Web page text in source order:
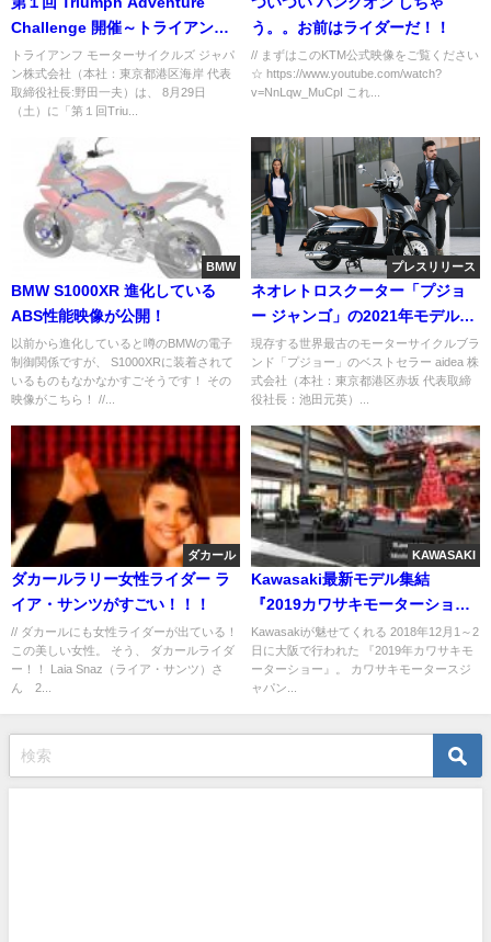
Challenge 開催～トライアンフ
ユーザーのためのアドベンチャ
ーイベント～
トライアンフ モーターサイクルズ ジャパ
ン株式会社（本社：東京都港区海岸 代表
取締役社長:野田一夫）は、 8月29日
（土）に「第１回Triu...
う。。お前はライダーだ！！
// まずはこのKTM公式映像をご覧ください
☆ https://www.youtube.com/watch?
v=NnLqw_MuCpI これ...
BMW
BMW S1000XR 進化している
ABS性能映像が公開！
以前から進化していると噂のBMWの電子
制御関係ですが、 S1000XRに装着されて
いるものもなかなかすごそうです！ その
映像がこちら！ //...
プレスリリース
ネオレトロスクーター「プジョ
ー ジャンゴ」の2021年モデルを
発売
現存する世界最古のモーターサイクルブラ
ンド「プジョー」のベストセラー aidea 株
式会社（本社：東京都港区赤坂 代表取締
役社長：池田元英）...
ダカール
ダカールラリー女性ライダー ラ
イア・サンツがすごい！！！
// ダカールにも女性ライダーが出ている！
この美しい女性。 そう、 ダカールライダ
ー！！ Laia Snaz（ライア・サンツ）さ
ん 2...
KAWASAKI
Kawasaki最新モデル集結
『2019カワサキモーターショ
ー』3会場で開催
Kawasakiが魅せてくれる 2018年12月1～2
日に大阪で行われた 『2019年カワサキモ
ーターショー』。 カワサキモータースジ
ャパン...